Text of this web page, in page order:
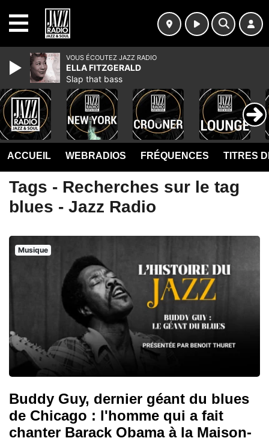
ACCUEIL WEBRADIOS FRÉQUENCES TITRES
Tags - Recherches sur le tag
blues - Jazz Radio
Musique
Buddy Guy, dernier géant du blues
de Chicago : l'homme qui a fait
chanter Barack Obama à la Maison-
VOUS ÉCOUTEZ JAZZ RADIO
ELLA FITZGERALD
Slap that bass